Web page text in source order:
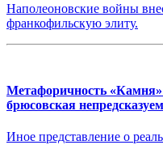
Наполеоновские войны
франкофильскую элиту.
Метафоричность
брюсовская
Иное представление о